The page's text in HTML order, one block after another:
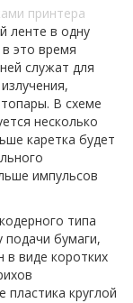
принтера
ленте в одну
это время
служат для
В схеме
несколько
каретка будет
импульсов
типа
подачи бумаги,
в виде коротких
пластика круглой